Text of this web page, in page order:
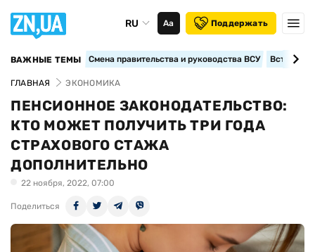
RU Аа Поддержать
ВАЖНЫЕ ТЕМЫ Смена правительства и руководства ВСУ
ГЛАВНАЯ ЭКОНОМИКА
ПЕНСИОННОЕ ЗАКОНОДАТЕЛЬСТВО:
КТО МОЖЕТ ПОЛУЧИТЬ ТРИ ГОДА
СТРАХОВОГО СТАЖА
ДОПОЛНИТЕЛЬНО
22 ноября, 2022, 07:00
Поделиться